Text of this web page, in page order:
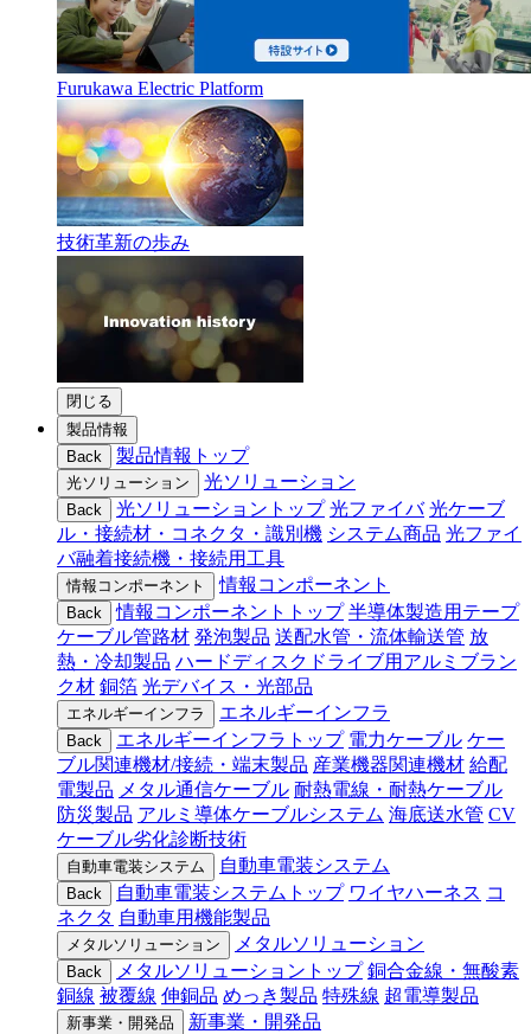
Furukawa Electric Platform
技術革新の歩み
閉じる
製品情報
Back
製品情報トップ
光ソリューション 光ソリューション
Back 光ソリューショントップ 光ファイバ 光ケーブ
ル・接続材・コネクタ・識別機 システム商品 光ファイ
バ融着接続機・接続用工具
情報コンポーネント 情報コンポーネント
Back 情報コンポーネントトップ 半導体製造用テープ
ケーブル管路材 発泡製品 送配水管・流体輸送管 放
熱・冷却製品 ハードディスクドライブ用アルミブラン
ク材 銅箔 光デバイス・光部品
エネルギーインフラ エネルギーインフラ
Back エネルギーインフラトップ 電力ケーブル ケー
ブル関連機材/接続・端末製品 産業機器関連機材 給配
電製品 メタル通信ケーブル 耐熱電線・耐熱ケーブル
防災製品 アルミ導体ケーブルシステム 海底送水管 CV
ケーブル劣化診断技術
自動車電装システム 自動車電装システム
Back 自動車電装システムトップ ワイヤハーネス コ
ネクタ 自動車用機能製品
メタルソリューション メタルソリューション
Back メタルソリューショントップ 銅合金線・無酸素
銅線 被覆線 伸銅品 めっき製品 特殊線 超電導製品
新事業・開発品 新事業・開発品